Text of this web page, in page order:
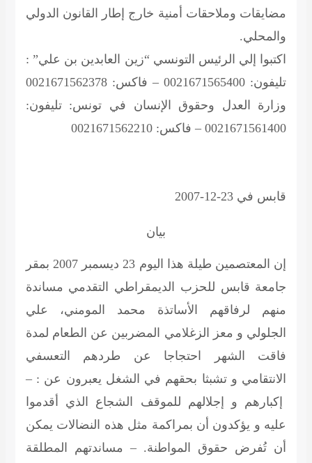
مضايقات وملاحقات أمنية خارج إطار القانون الدولي
والمحلي.
اكتبوا إلي الرئيس التونسي “زين العابدين بن علي” :
تليفون: 0021671565400 – فاكس: 0021671562378
وزارة العدل وحقوق الإنسان في تونس: تليفون:
0021671561400 – فاكس: 0021671562210
قابس في 23-12-2007
بيان
إن المعتصمين طيلة هذا اليوم 23 ديسمبر 2007 بمقر
جامعة قابس للحزب الديمقراطي التقدمي مساندة
منهم لرفاقهم الأساتذة محمد المومني، علي
الجلولي و معز الزغلامي المضربين عن الطعام لمدة
فاقت الشهر احتجاجا عن طردهم التعسفي
الانتقامي و تشبثا بحقهم في الشغل يعبرون عن : –
إكبارهم و إجلالهم للموقف الشجاع الذي أقدموا
عليه و يؤكدون أن بمراكمة مثل هذه النضالات يمكن
أن تُفرض حقوق المواطنة. – مساندتهم المطلقة